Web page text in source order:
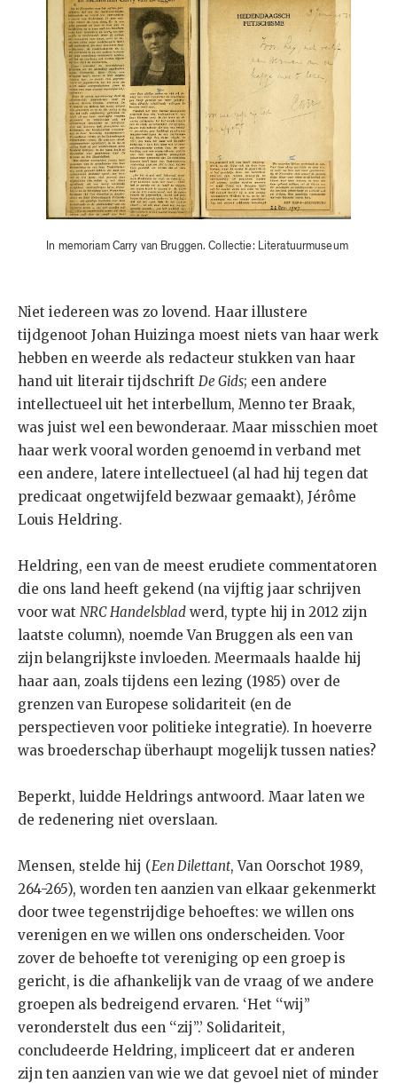
In memoriam Carry van Bruggen. Collectie: Literatuurmuseum
Niet iedereen was zo lovend. Haar illustere
tijdgenoot Johan Huizinga moest niets van haar werk
hebben en weerde als redacteur stukken van haar
hand uit literair tijdschrift De Gids; een andere
intellectueel uit het interbellum, Menno ter Braak,
was juist wel een bewonderaar. Maar misschien moet
haar werk vooral worden genoemd in verband met
een andere, latere intellectueel (al had hij tegen dat
predicaat ongetwijfeld bezwaar gemaakt), Jérôme
Louis Heldring.
Heldring, een van de meest erudiete commentatoren
die ons land heeft gekend (na vijftig jaar schrijven
voor wat NRC Handelsblad werd, typte hij in 2012 zijn
laatste column), noemde Van Bruggen als een van
zijn belangrijkste invloeden. Meermaals haalde hij
haar aan, zoals tijdens een lezing (1985) over de
grenzen van Europese solidariteit (en de
perspectieven voor politieke integratie). In hoeverre
was broederschap überhaupt mogelijk tussen naties?
Beperkt, luidde Heldrings antwoord. Maar laten we
de redenering niet overslaan.
Mensen, stelde hij (Een Dilettant, Van Oorschot 1989,
264-265), worden ten aanzien van elkaar gekenmerkt
door twee tegenstrijdige behoeftes: we willen ons
verenigen en we willen ons onderscheiden. Voor
zover de behoefte tot vereniging op een groep is
gericht, is die afhankelijk van de vraag of we andere
groepen als bedreigend ervaren. ‘Het ‘‘wij’’
veronderstelt dus een ‘‘zij’’.’ Solidariteit,
concludeerde Heldring, impliceert dat er anderen
zijn ten aanzien van wie we dat gevoel niet of minder